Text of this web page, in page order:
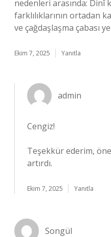
nedenleri arasında: Dinî
farklılıklarının ortadan
ve çağdaşlaşma çabası
Ekim 7, 2025 Yanıtla
admin
Cengiz!
Teşekkür ederim,
artırdı.
Ekim 7, 2025 Yanıtla
Songül